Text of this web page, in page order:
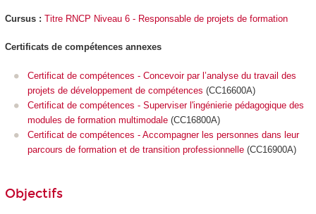
Cursus : Titre RNCP Niveau 6 - Responsable de projets de formation
Certificats de compétences annexes
Certificat de compétences - Concevoir par l’analyse du travail des
projets de développement de compétences (CC16600A)
Certificat de compétences - Superviser l'ingénierie pédagogique des
modules de formation multimodale (CC16800A)
Certificat de compétences - Accompagner les personnes dans leur
parcours de formation et de transition professionnelle (CC16900A)
Objectifs